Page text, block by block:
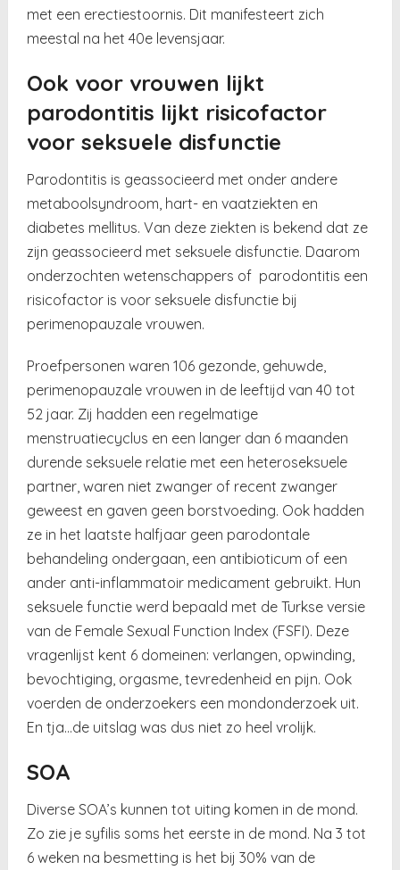
met een erectiestoornis. Dit manifesteert zich
meestal na het 40e levensjaar.
Ook voor vrouwen lijkt
parodontitis lijkt risicofactor
voor seksuele disfunctie
Parodontitis is geassocieerd met onder andere
metaboolsyndroom, hart- en vaatziekten en
diabetes mellitus. Van deze ziekten is bekend dat ze
zijn geassocieerd met seksuele disfunctie. Daarom
onderzochten wetenschappers of parodontitis een
risicofactor is voor seksuele disfunctie bij
perimenopauzale vrouwen.
Proefpersonen waren 106 gezonde, gehuwde,
perimenopauzale vrouwen in de leeftijd van 40 tot
52 jaar. Zij hadden een regelmatige
menstruatiecyclus en een langer dan 6 maanden
durende seksuele relatie met een heteroseksuele
partner, waren niet zwanger of recent zwanger
geweest en gaven geen borstvoeding. Ook hadden
ze in het laatste halfjaar geen parodontale
behandeling ondergaan, een antibioticum of een
ander anti-inflammatoir medicament gebruikt. Hun
seksuele functie werd bepaald met de Turkse versie
van de Female Sexual Function Index (FSFI). Deze
vragenlijst kent 6 domeinen: verlangen, opwinding,
bevochtiging, orgasme, tevredenheid en pijn. Ook
voerden de onderzoekers een mondonderzoek uit.
En tja…de uitslag was dus niet zo heel vrolijk.
SOA
Diverse SOA’s kunnen tot uiting komen in de mond.
Zo zie je syfilis soms het eerste in de mond. Na 3 tot
6 weken na besmetting is het bij 30% van de